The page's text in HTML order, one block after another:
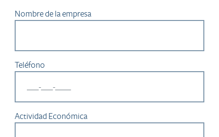
Nombre de la empresa
Teléfono
Actividad Económica